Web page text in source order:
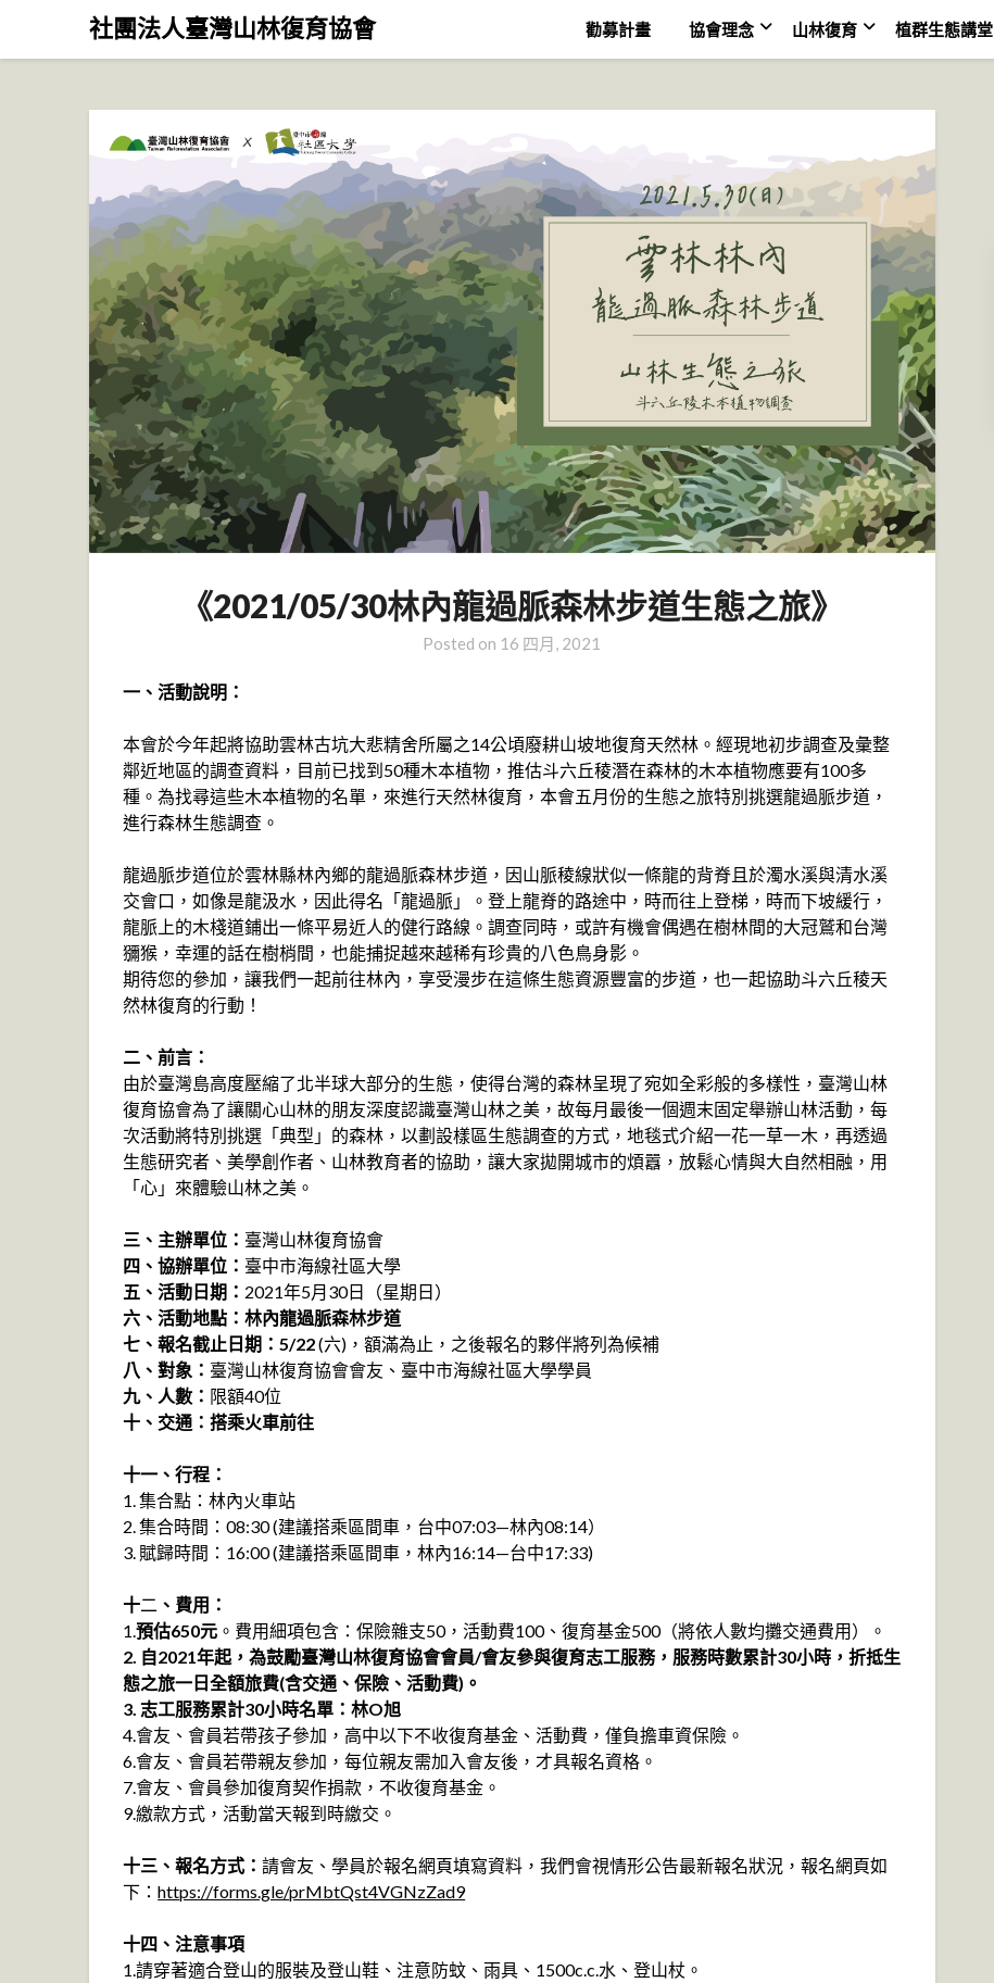
社團法人臺灣山林復育協會 勸募計畫 協會理念 山林復育 植群生態講堂
《2021/05/30林內龍過脈森林步道生態之旅》
Posted on 16 四月, 2021
一、活動說明：
本會於今年起將協助雲林古坑大悲精舍所屬之14公頃廢耕山坡地復育天然林。經現地初步調查及彙整
鄰近地區的調查資料，目前已找到50種木本植物，推估斗六丘稜潛在森林的木本植物應要有100多
種。為找尋這些木本植物的名單，來進行天然林復育，本會五月份的生態之旅特別挑選龍過脈步道，
進行森林生態調查。
龍過脈步道位於雲林縣林內鄉的龍過脈森林步道，因山脈稜線狀似一條龍的背脊且於濁水溪與清水溪
交會口，如像是龍汲水，因此得名「龍過脈」。登上龍脊的路途中，時而往上登梯，時而下坡緩行，
龍脈上的木棧道鋪出一條平易近人的健行路線。調查同時，或許有機會偶遇在樹林間的大冠鷲和台灣
獼猴，幸運的話在樹梢間，也能捕捉越來越稀有珍貴的八色鳥身影。
期待您的參加，讓我們一起前往林內，享受漫步在這條生態資源豐富的步道，也一起協助斗六丘稜天
然林復育的行動！
二、前言：
由於臺灣島高度壓縮了北半球大部分的生態，使得台灣的森林呈現了宛如全彩般的多樣性，臺灣山林
復育協會為了讓關心山林的朋友深度認識臺灣山林之美，故每月最後一個週末固定舉辦山林活動，每
次活動將特別挑選「典型」的森林，以劃設樣區生態調查的方式，地毯式介紹一花一草一木，再透過
生態研究者、美學創作者、山林教育者的協助，讓大家拋開城市的煩囂，放鬆心情與大自然相融，用
「心」來體驗山林之美。
三、主辦單位： 臺灣山林復育協會
四、協辦單位： 臺中市海線社區大學
五、活動日期： 2021年5月30日（星期日）
六、活動地點：林內龍過脈森林步道
七、報名截止日期：5/22(六)，額滿為止，之後報名的夥伴將列為候補
八、對象： 臺灣山林復育協會會友、臺中市海線社區大學學員
九、人數： 限額40位
十、交通：搭乘火車前往
十一、行程：
1. 集合點：林內火車站
2. 集合時間：08:30 (建議搭乘區間車，台中07:03—林內08:14）
3. 賦歸時間：16:00 (建議搭乘區間車，林內16:14—台中17:33)
十二 、費用：
1.預估650元 。費用細項包含：保險雜支50，活動費100、復育基金500（將依人數均攤交通費用）。
2. 自2021年起，為鼓勵臺灣山林復育協會會員/會友參與復育志工服務，服務時數累計30小時，折抵生
態之旅一日全額旅費(含交通、保險、活動費)。
3. 志工服務累計30小時名單：林O旭
4.會友、會員若帶孩子參加，高中以下不收復育基金、活動費，僅負擔車資保險。
6.會友、會員若帶親友參加，每位親友需加入會友後，才具報名資格。
7.會友、會員參加復育契作捐款，不收復育基金。
9.繳款方式，活動當天報到時繳交。
十三、報名方式：請會友、學員於報名網頁填寫資料，我們會視情形公告最新報名狀況，報名網頁如
下：https://forms.gle/prMbtQst4VGNzZad9
十四、注意事項
1.請穿著適合登山的服裝及登山鞋、注意防蚊、雨具、1500c.c.水、登山杖。